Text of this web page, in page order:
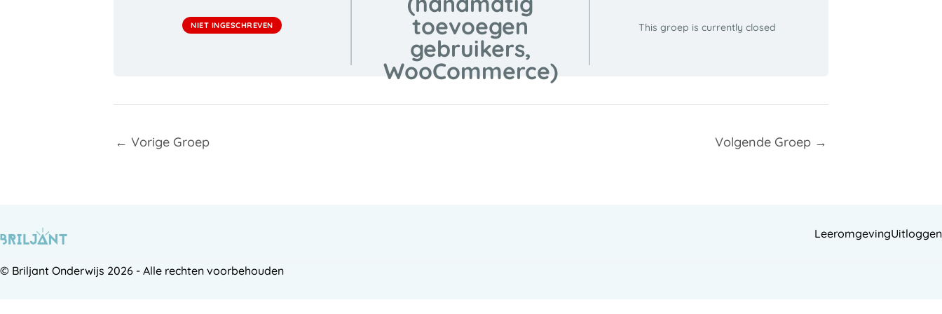
NIET INGESCHREVEN
toevoegen
gebruikers,
WooCommerce)
This groep is currently closed
← Vorige Groep Volgende Groep →
LeeromgevingUitloggen
© Briljant Onderwijs 2026 - Alle rechten voorbehouden